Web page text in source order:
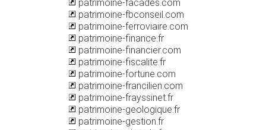
patrimoine-facades.com
patrimoine-fbconseil.com
patrimoine-ferroviaire.com
patrimoine-finance.fr
patrimoine-financier.com
patrimoine-fiscalite.fr
patrimoine-fortune.com
patrimoine-francilien.com
patrimoine-frayssinet.fr
patrimoine-geologique.fr
patrimoine-gestion.fr